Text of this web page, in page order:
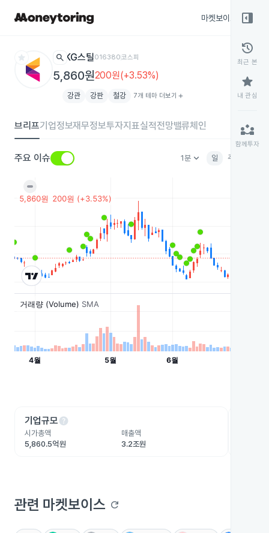
마켓보이스
star search KG스틸016380코스피
5,860원200원(+3.53%)
강관 강판 철강 7개 테마 더보기 add
브리프기업정보재무정보투자지표실적전망밸류체인
주요 이슈 1분keyboard_arrow_down 일 주
기업규모help
시가총액
5,860.5억원
매출액
3.2조원
관련 마켓보이스 refresh
right_panel_open
history
최근 본
star
내 관심
partner_exchange
함께투자